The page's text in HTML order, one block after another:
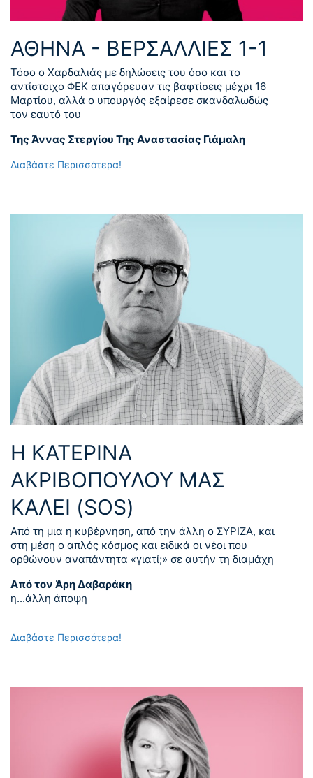
ΑΘΗΝΑ - ΒΕΡΣΑΛΛΙΕΣ 1-1
Τόσο ο Χαρδαλιάς με δηλώσεις του όσο και το
αντίστοιχο ΦΕΚ απαγόρευαν τις βαφτίσεις μέχρι 16
Μαρτίου, αλλά ο υπουργός εξαίρεσε σκανδαλωδώς
τον εαυτό του
Της Άννας Στεργίου Της Αναστασίας Γιάμαλη
Διαβάστε Περισσότερα!
Η ΚΑΤΕΡΙΝΑ
ΑΚΡΙΒΟΠΟΥΛΟΥ ΜΑΣ
ΚΑΛΕΙ (SOS)
Από τη μια η κυβέρνηση, από την άλλη ο ΣΥΡΙΖΑ, και
στη μέση ο απλός κόσμος και ειδικά οι νέοι που
ορθώνουν αναπάντητα «γιατί;» σε αυτήν τη διαμάχη
Από τον Άρη Δαβαράκη
η...άλλη άποψη
Διαβάστε Περισσότερα!